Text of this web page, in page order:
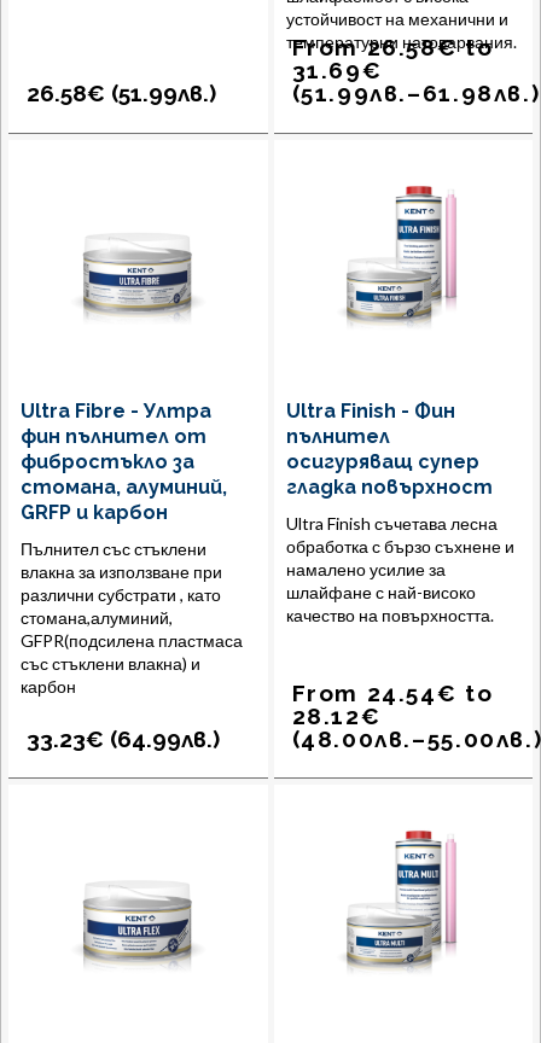
26.58€ (51.99лв.)
устойчивост на механични и
температурни натоварвания.
From26.58€to
31.69€
(51.99лв.–61.98лв.)
Ultra Fibre - Ултра
фин пълнител от
фибростъкло за
стомана, алуминий,
GRFP и карбон
Пълнител със стъклени
влакна за използване при
различни субстрати , като
стомана,алуминий,
GFPR(подсилена пластмаса
със стъклени влакна) и
карбон
33.23€ (64.99лв.)
Ultra Finish - Фин
пълнител
осигуряващ супер
гладка повърхност
Ultra Finish съчетава лесна
обработка с бързо съхнене и
намалено усилие за
шлайфане с най-високо
качество на повърхността.
From 24.54€ to
28.12€
(48.00лв.–55.00лв.